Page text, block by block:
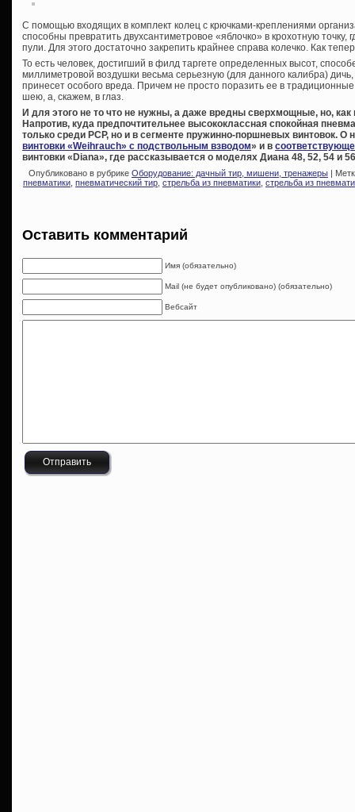
С помощью входящих в комплект колец с крючками-креплениями
способны превратить двухсантиметровое «яблочко» в крохотную точку,
пули. Для этого достаточно закрепить крайнее справа колечко. Как
То есть человек, достигший в филд таргете определенных высот,
миллиметровой воздушки весьма серьезную (для данного калибра)
принесет особого вреда. Причем не просто поразить ее в
шею, а, скажем, в глаз.
И для этого не то что не нужны, а даже вредны сверхмощные, но,
Напротив, куда предпочтительнее высококлассная спокойная
только среди PCP, но и в сегменте пружинно-поршневых винтовок. О
винтовки «Weihrauch» с подствольным взводом» и в
винтовки «Diana», где рассказывается о моделях Диана 48, 52, 54 и
Опубликовано в рубрике Оборудование: дачный тир, мишени, тренажеры |
пневматики пневматический тир стрельба из пневматики стрельба из
Оставить комментарий
Имя (обязательно)
Mail (не будет опубликовано) (обязательно)
Вебсайт